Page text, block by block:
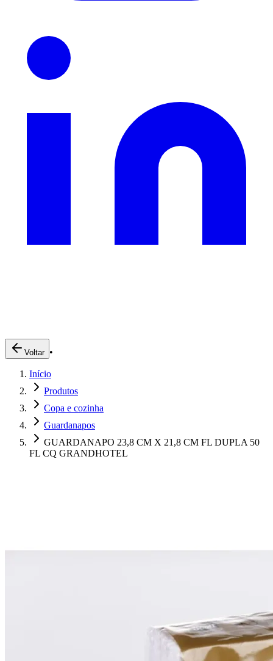
Pedidos Online
Trabalhe Conosco
Voltar •
Início
Produtos
Copa e cozinha
Guardanapos
GUARDANAPO 23,8 CM X 21,8 CM FL DUPLA 50
FL CQ GRANDHOTEL